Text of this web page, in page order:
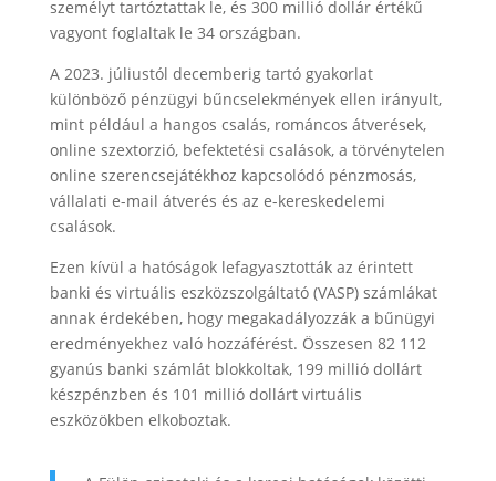
személyt tartóztattak le, és 300 millió dollár értékű
vagyont foglaltak le 34 országban.
A 2023. júliustól decemberig tartó gyakorlat
különböző pénzügyi bűncselekmények ellen irányult,
mint például a hangos csalás, románcos átverések,
online szextorzió, befektetési csalások, a törvénytelen
online szerencsejátékhoz kapcsolódó pénzmosás,
vállalati e-mail átverés és az e-kereskedelemi
csalások.
Ezen kívül a hatóságok lefagyasztották az érintett
banki és virtuális eszközszolgáltató (VASP) számlákat
annak érdekében, hogy megakadályozzák a bűnügyi
eredményekhez való hozzáférést. Összesen 82 112
gyanús banki számlát blokkoltak, 199 millió dollárt
készpénzben és 101 millió dollárt virtuális
eszközökben elkoboztak.